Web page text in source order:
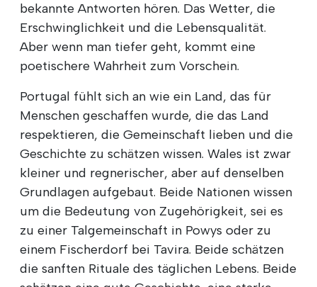
bekannte Antworten hören. Das Wetter, die
Erschwinglichkeit und die Lebensqualität.
Aber wenn man tiefer geht, kommt eine
poetischere Wahrheit zum Vorschein.
Portugal fühlt sich an wie ein Land, das für
Menschen geschaffen wurde, die das Land
respektieren, die Gemeinschaft lieben und die
Geschichte zu schätzen wissen. Wales ist zwar
kleiner und regnerischer, aber auf denselben
Grundlagen aufgebaut. Beide Nationen wissen
um die Bedeutung von Zugehörigkeit, sei es
zu einer Talgemeinschaft in Powys oder zu
einem Fischerdorf bei Tavira. Beide schätzen
die sanften Rituale des täglichen Lebens. Beide